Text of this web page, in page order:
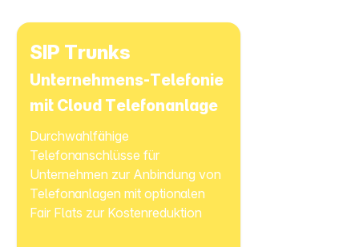
SIP Trunks
Unternehmens-Telefonie
mit Cloud Telefonanlage
Durchwahlfähige
Telefonanschlüsse für
Unternehmen zur Anbindung von
Telefonanlagen mit optionalen
Fair Flats zur Kostenreduktion